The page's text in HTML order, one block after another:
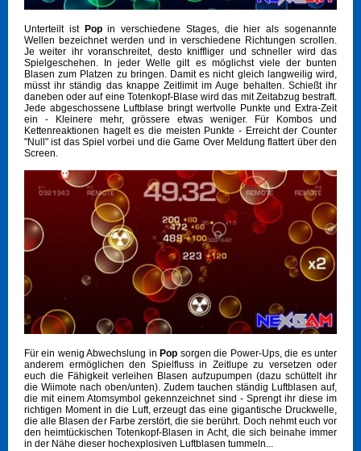
Unterteilt ist Popin verschiedene Stages, die hier als sogenannte
Wellen bezeichnet werden und in verschiedene Richtungen scrollen.
Je weiter ihr voranschreitet, desto kniffliger und schneller wird das
Spielgeschehen. In jeder Welle gilt es möglichst viele der bunten
Blasen zum Platzen zu bringen. Damit es nicht gleich langweilig wird,
müsst ihr ständig das knappe Zeitlimit im Auge behalten. Schießt ihr
daneben oder auf eine Totenkopf-Blase wird das mit Zeitabzug bestraft.
Jede abgeschossene Luftblase bringt wertvolle Punkte und Extra-Zeit
ein - Kleinere mehr, grössere etwas weniger. Für Kombos und
Kettenreaktionen hagelt es die meisten Punkte - Erreicht der Counter
"Null" ist das Spiel vorbei und die Game Over Meldung flattert über den
Screen.
Für ein wenig Abwechslung in Pop sorgen die Power-Ups, die es unter
anderem ermöglichen den Spielfluss in Zeitlupe zu versetzen oder
euch die Fähigkeit verleihen Blasen aufzupumpen (dazu schüttelt ihr
die Wiimote nach oben/unten). Zudem tauchen ständig Luftblasen auf,
die mit einem Atomsymbol gekennzeichnet sind - Sprengt ihr diese im
richtigen Moment in die Luft, erzeugt das eine gigantische Druckwelle,
die alle Blasen der Farbe zerstört, die sie berührt. Doch nehmt euch vor
den heimtückischen Totenkopf-Blasen in Acht, die sich beinahe immer
in der Nähe dieser hochexplosiven Luftblasen tummeln...